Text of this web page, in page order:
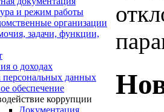
и режим работы
организации
задачи, функции,
о доходах
персональных данных
обеспечение
коррупции